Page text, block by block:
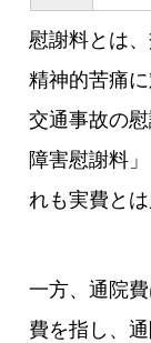
慰謝料とは
精神的苦痛
交通事故の
障害慰謝料
れも実費と
一方、通院
費を指し、